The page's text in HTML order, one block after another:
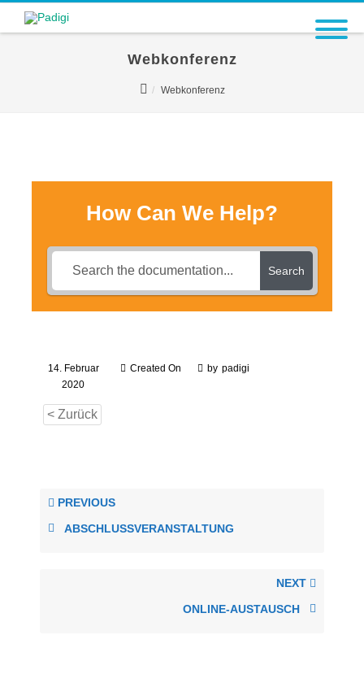
Webkonferenz
Webkonferenz
How Can We Help?
Search
Created On
14. Februar
2020
by padigi
< Zurück
PREVIOUS
ABSCHLUSSVERANSTALTUNG
NEXT
ONLINE-AUSTAUSCH